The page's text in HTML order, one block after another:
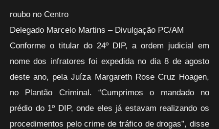
roubo no Centro
Delegado Marcelo Martins – Divulgação PC/AM
Conforme o titular do 24º DIP, a ordem judicial em
nome dos infratores foi expedida no dia 8 de agosto
deste ano, pela Juíza Margareth Rose Cruz Hoagen,
no Plantão Criminal. “Cumprimos o mandado no
prédio do 1º DIP, onde eles já estavam realizando os
procedimentos pelo crime de tráfico de drogas”, disse